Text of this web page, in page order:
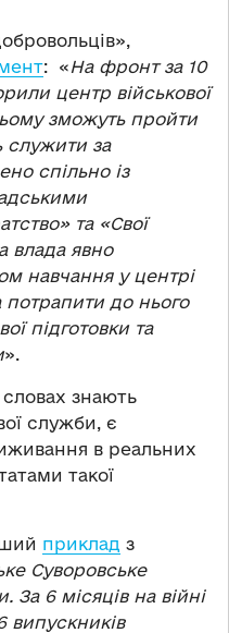
: «На фронт за 10
центр військової
зможуть пройти
служити за
спільно із
та «Свої
влада явно
навчання у центрі
до нього
​​підготовки та
».
знають
служби, є
в реальних
такої
приклад з
Суворовське
За 6 місяців на війні
випускників